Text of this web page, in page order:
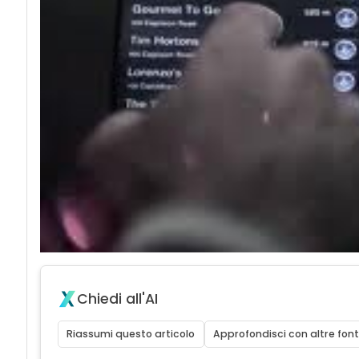
Chiedi all'AI
Riassumi questo articolo Approfondisci con altre